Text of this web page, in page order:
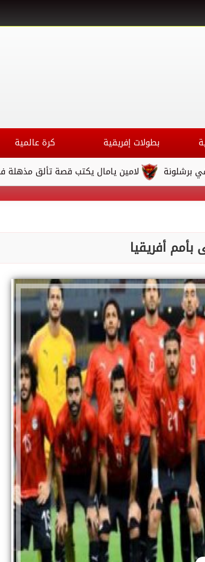
بطولات إفريقية كرة عالمية
لامين يامال يكتب قصة تألق مذهلة في برشلونة
أفريقيا